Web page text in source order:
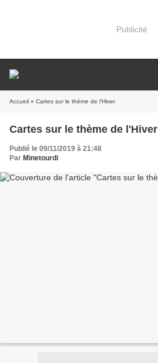
Publicité
Accueil » Cartes sur le thème de l'Hiver
Cartes sur le thème de l'Hiver
Publié le 09/11/2019 à 21:48
Par Minetourdi